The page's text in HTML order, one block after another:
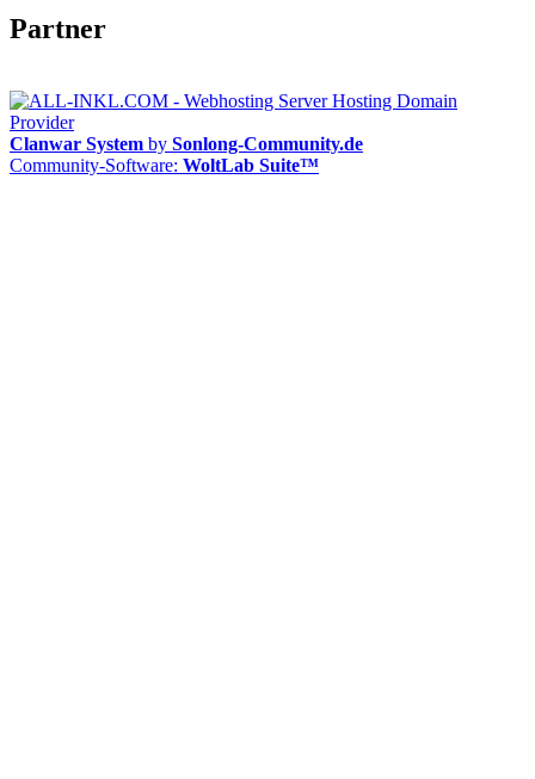
Partner
Clanwar System by Sonlong-Community.de
Community-Software: WoltLab Suite™